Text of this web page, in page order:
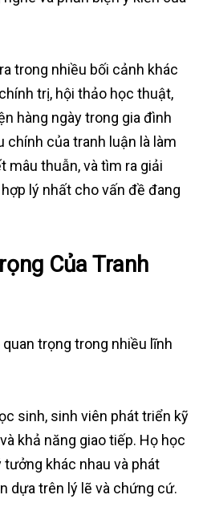
trong nhiều bối cảnh khác
trị, hội thảo học thuật,
hàng ngày trong gia đình
chính của tranh luận là làm
mâu thuẫn, và tìm ra giải
lý nhất cho vấn đề đang
Của Tranh
trọng trong nhiều lĩnh
sinh, sinh viên phát triển kỹ
khả năng giao tiếp. Họ học
khác nhau và phát
dựa trên lý lẽ và chứng cứ.